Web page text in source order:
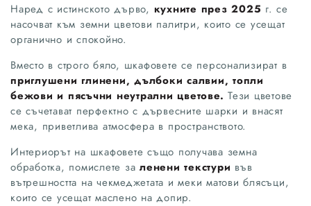
Наред с истинското дърво, кухните през 2025 г. се
насочват към земни цветови палитри, които се усещат
органично и спокойно.
Вместо в строго бяло, шкафовете се персонализират в
приглушени глинени, дълбоки салвии, топли
бежови и пясъчни неутрални цветове. Тези цветове
се съчетават перфектно с дървесните шарки и внасят
мека, приветлива атмосфера в пространството.
Интериорът на шкафовете също получава земна
обработка, помислете за ленени текстури във
вътрешността на чекмеджетата и меки матови блясъци,
които се усещат маслено на допир.